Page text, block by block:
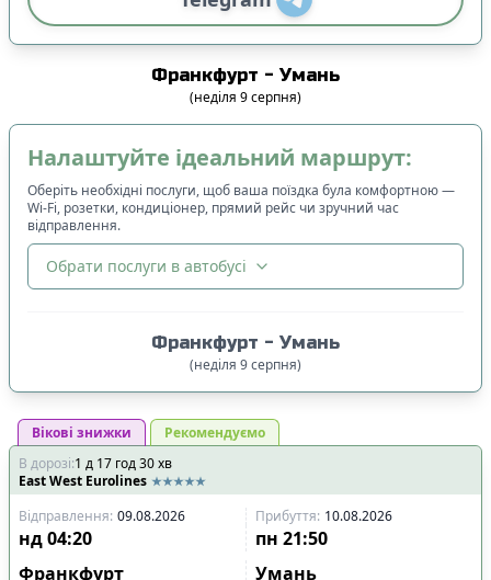
Франкфурт - Умань
(неділя 9серпня)
Налаштуйте ідеальний маршрут:
Оберіть необхідні послуги, щоб ваша поїздка була комфортною —
Wi-Fi, розетки, кондиціонер, прямий рейс чи зручний час
відправлення.
Обрати послуги в автобусі
Спочатку дешевші
Час відправлення:
Спочатку ранні
Спочатку вечірні
Час прибуття
Спочатку ранні
Франкфурт - Умань
(неділя 9серпня)
Вікові знижки
Рекомендуємо
В дорозі:1 д 17 год30хв
East West Eurolines
Відправлення: 09.08.2026 Прибуття: 10.08.2026
нд04:20 пн 21:50
Франкфурт
Умань